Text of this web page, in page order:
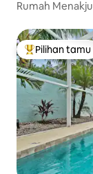
Rumah
Pilihan tamu
Pilihan tamu